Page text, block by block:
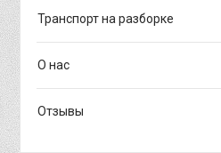
Транспорт на разборке
О нас
Отзывы